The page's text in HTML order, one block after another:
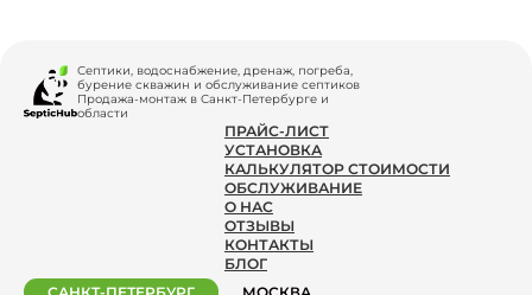
Септики, водоснабжение, дренаж, погреба,
бурение скважин и обслуживание септиков
Продажа-монтаж в Санкт-Петербурге и
области
ПРАЙС-ЛИСТ
УСТАНОВКА
КАЛЬКУЛЯТОР СТОИМОСТИ
ОБСЛУЖИВАНИЕ
О НАС
ОТЗЫВЫ
КОНТАКТЫ
БЛОГ